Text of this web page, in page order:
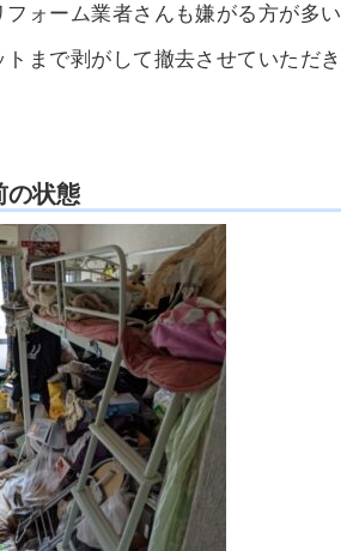
フォーム業者さんも嫌がる方が多い
まで剥がして撤去させていただき
の状態